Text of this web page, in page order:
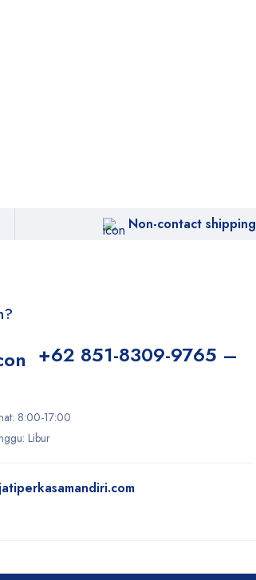
Non-contact shipping
+62 851-8309-9765 –
8:00-17:00
Libur